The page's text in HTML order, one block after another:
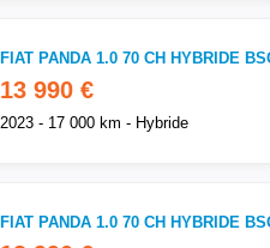
FIAT PANDA 1.0 70 CH HYBRIDE
13 990 €
2023 - 17 000 km - Hybride
FIAT PANDA 1.0 70 CH HYBRIDE